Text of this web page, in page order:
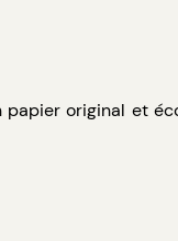
original et